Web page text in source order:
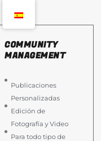
COMMUNITY
MANAGEMENT
Publicaciones
Personalizadas
Edición de
Fotografía y Video
Para todo tipo de